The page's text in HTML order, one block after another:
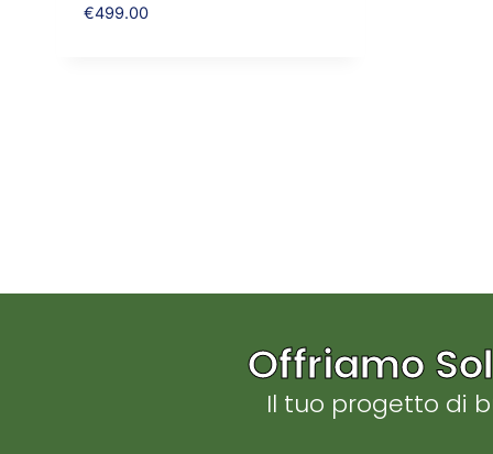
€499.00
Offriamo
Il tuo progetto di